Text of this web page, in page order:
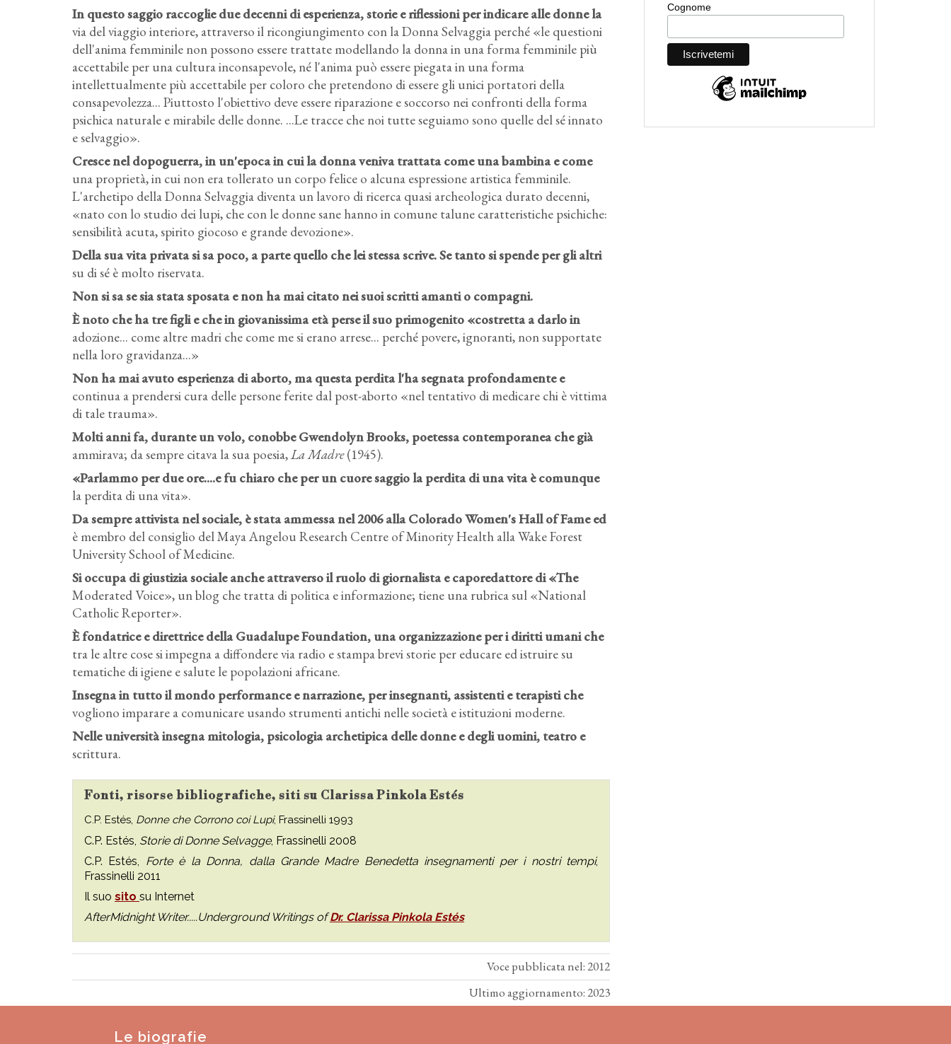
In questo saggio raccoglie due decenni di esperienza, storie e riflessioni per indicare alle donne la
via del viaggio interiore, attraverso il ricongiungimento con la Donna Selvaggia perché «le questioni
dell'anima femminile non possono essere trattate modellando la donna in una forma femminile più
accettabile per una cultura inconsapevole, né l'anima può essere piegata in una forma
intellettualmente più accettabile per coloro che pretendono di essere gli unici portatori della
consapevolezza... Piuttosto l'obiettivo deve essere riparazione e soccorso nei confronti della forma
psichica naturale e mirabile delle donne. ...Le tracce che noi tutte seguiamo sono quelle del sé innato
e selvaggio».
Cresce nel dopoguerra, in un'epoca in cui la donna veniva trattata come una bambina e come
una proprietà, in cui non era tollerato un corpo felice o alcuna espressione artistica femminile.
L'archetipo della Donna Selvaggia diventa un lavoro di ricerca quasi archeologica durato decenni,
«nato con lo studio dei lupi, che con le donne sane hanno in comune talune caratteristiche psichiche:
sensibilità acuta, spirito giocoso e grande devozione».
Della sua vita privata si sa poco, a parte quello che lei stessa scrive. Se tanto si spende per gli altri
su di sé è molto riservata.
Non si sa se sia stata sposata e non ha mai citato nei suoi scritti amanti o compagni.
È noto che ha tre figli e che in giovanissima età perse il suo primogenito «costretta a darlo in
adozione... come altre madri che come me si erano arrese... perché povere, ignoranti, non supportate
nella loro gravidanza...»
Non ha mai avuto esperienza di aborto, ma questa perdita l'ha segnata profondamente e
continua a prendersi cura delle persone ferite dal post-aborto «nel tentativo di medicare chi è vittima
di tale trauma».
Molti anni fa, durante un volo, conobbe Gwendolyn Brooks, poetessa contemporanea che già
ammirava; da sempre citava la sua poesia,La Madre(1945).
«Parlammo per due ore....e fu chiaro che per un cuore saggio la perdita di una vita è comunque
la perdita di una vita».
Da sempre attivista nel sociale, è stata ammessa nel 2006 alla Colorado Women's Hall of Fame ed
è membro del consiglio del Maya Angelou Research Centre of Minority Health alla Wake Forest
University School of Medicine.
Si occupa di giustizia sociale anche attraverso il ruolo di giornalista e caporedattore di «The
Moderated Voice», un blog che tratta di politica e informazione; tiene una rubrica sul «National
Catholic Reporter».
È fondatrice e direttrice della Guadalupe Foundation, una organizzazione per i diritti umani che
tra le altre cose si impegna a diffondere via radio e stampa brevi storie per educare ed istruire su
tematiche di igiene e salute le popolazioni africane.
Insegna in tutto il mondo performance e narrazione, per insegnanti, assistenti e terapisti che
vogliono imparare a comunicare usando strumenti antichi nelle società e istituzioni moderne.
Nelle università insegna mitologia, psicologia archetipica delle donne e degli uomini, teatro e
scrittura.
Fonti, risorse bibliografiche, siti su Clarissa Pinkola Estés
C.P. Estés, Donne che Corrono coi Lupi, Frassinelli 1993
C.P. Estés, Storie di Donne Selvagge, Frassinelli 2008
C.P. Estés, Forte è la Donna, dalla Grande Madre Benedetta insegnamenti per i nostri tempi,
Frassinelli 2011
Il suo sito su Internet
AfterMidnight Writer.....Underground Writings ofDr. Clarissa Pinkola Estés
Voce pubblicata nel: 2012
Ultimo aggiornamento: 2023
Le biografie